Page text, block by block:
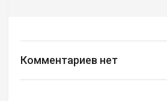
Комментариев нет